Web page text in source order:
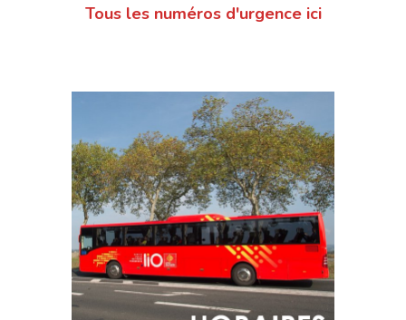
Tous les numéros d'urgence ici